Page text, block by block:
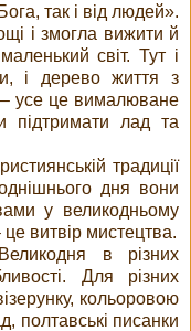
так і від людей».
і змогла вижити й
світ. Тут і
і дерево життя з
– усе це вималюване
підтримати лад та
традиції
дня вони
у великодньому
витвір мистецтва.
в різних
Для різних
кольоровою
полтавські писанки